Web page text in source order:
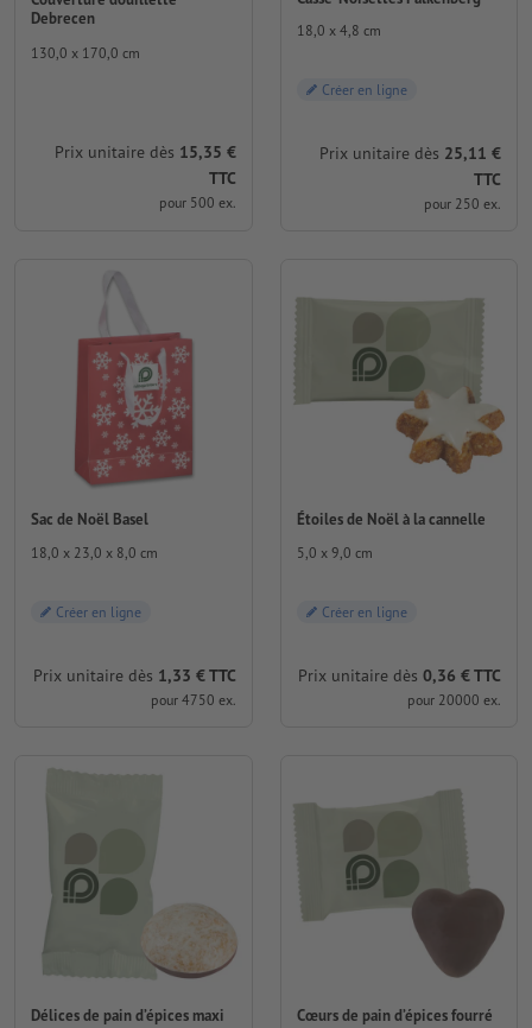
Debrecen
130,0 x 170,0 cm
Prix unitaire dès 15,35 €
TTC
pour 500 ex.
18,0 x 4,8 cm
Créer en ligne
Prix unitaire dès 25,11 €
TTC
pour 250 ex.
Sac de Noël Basel
18,0 x 23,0 x 8,0 cm
Créer en ligne
Prix unitaire dès 1,33 € TTC
pour 4750 ex.
Étoiles de Noël à la cannelle
5,0 x 9,0 cm
Créer en ligne
Prix unitaire dès 0,36 € TTC
pour 20000 ex.
Délices de pain d’épices maxi Cœurs de pain d’épices fourré